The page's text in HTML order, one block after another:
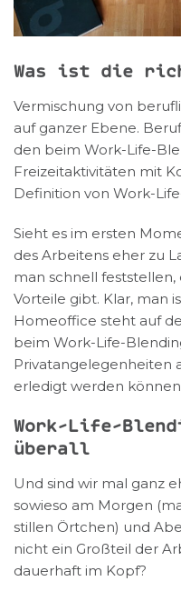
Was ist die
Vermischung von
auf ganzer Ebene.
den beim Work-Life-
Freizeitaktivitäten mit
Definition von Work-
Sieht es im ersten
des Arbeitens eher zu
man schnell
Vorteile gibt. Klar, man
Homeoffice steht auf
beim Work-Life-
Privatangelegenheiten
erledigt werden
Work-Life-
überall
Und sind wir mal ganz
sowieso am Morgen
stillen Örtchen) und
nicht ein Großteil der
dauerhaft im Kopf?